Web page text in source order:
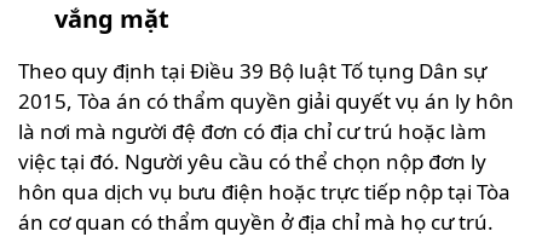
vắng mặt
Theo quy định tại Điều 39 Bộ luật Tố tụng Dân sự
2015, Tòa án có thẩm quyền giải quyết vụ án ly hôn
là nơi mà người đệ đơn có địa chỉ cư trú hoặc làm
việc tại đó. Người yêu cầu có thể chọn nộp đơn ly
hôn qua dịch vụ bưu điện hoặc trực tiếp nộp tại Tòa
án cơ quan có thẩm quyền ở địa chỉ mà họ cư trú.